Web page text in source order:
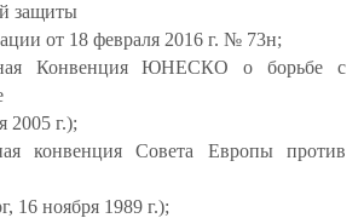
защиты
от 18 февраля 2016 г. № 73н;
Конвенция ЮНЕСКО о борьбе с
2005 г.);
конвенция Совета Европы против
16 ноября 1989 г.);